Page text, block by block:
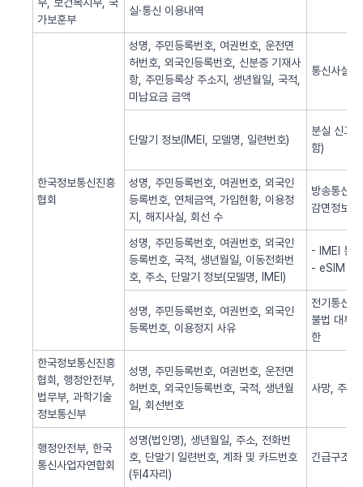
가보훈부
실·통신 이용내역
한국정보통신진흥
협회
성명, 주민등록번호, 여권번호, 운전면
허번호, 외국인등록번호, 신분증 기재사
항, 주민등록상 주소지, 생년월일, 국적,
미납요금 금액
통신사실
단말기 정보(IMEI, 모델명, 일련번호)
분실 신고
함)
성명, 주민등록번호, 여권번호, 외국인
등록번호, 연체금액, 가입현황, 이용정
지, 해지사실, 회선 수
방송통신
감면정보
성명, 주민등록번호, 여권번호, 외국인
등록번호, 국적, 생년월일, 이동전화번
호, 주소, 단말기 정보(모델명, IMEI)
- IMEI 통
- eSIM 동
성명, 주민등록번호, 여권번호, 외국인
등록번호, 이용정지 사유
전기통신
불법 대부
한
한국정보통신진흥
협회, 행정안전부,
법무부, 과학기술
정보통신부
성명, 주민등록번호, 여권번호, 운전면
허번호, 외국인등록번호, 국적, 생년월
일, 회선번호
사망, 주민
행정안전부, 한국
통신사업자연합회
성명(법인명), 생년월일, 주소, 전화번
호, 단말기 일련번호, 계좌 및 카드번호
(뒤4자리)
긴급구조(